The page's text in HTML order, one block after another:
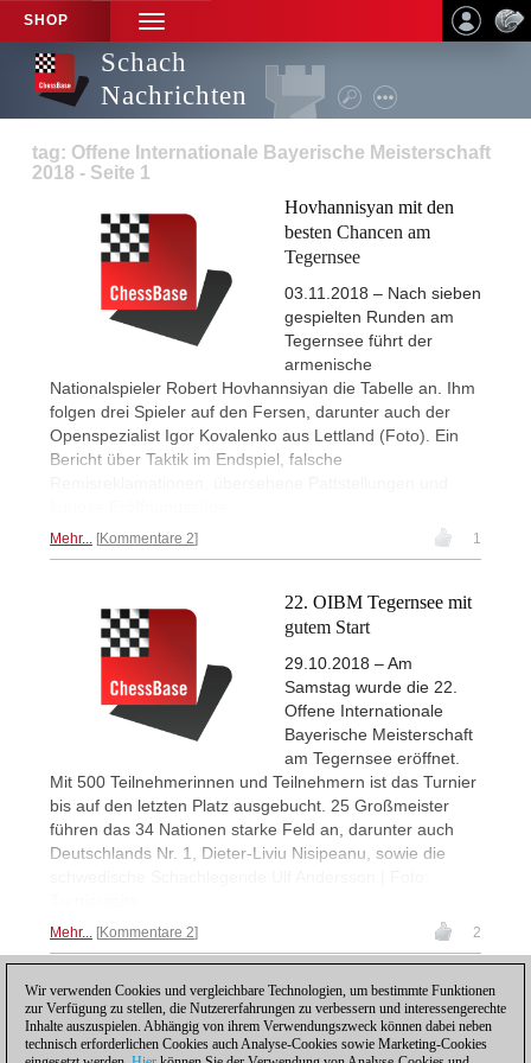
SHOP
TOGGLE
NAVIGATION
Schach
Nachrichten
tag: Offene Internationale Bayerische Meisterschaft
2018 - Seite 1
Hovhannisyan mit den
besten Chancen am
Tegernsee
03.11.2018 – Nach sieben
gespielten Runden am
Tegernsee führt der
armenische
Nationalspieler Robert Hovhannsiyan die Tabelle an. Ihm
folgen drei Spieler auf den Fersen, darunter auch der
Openspezialist Igor Kovalenko aus Lettland (Foto). Ein
Bericht über Taktik im Endspiel, falsche
Mehr... Kommentare 2 1
22. OIBM Tegernsee mit
gutem Start
29.10.2018 – Am
Samstag wurde die 22.
Offene Internationale
Bayerische Meisterschaft
am Tegernsee eröffnet.
Mit 500 Teilnehmerinnen und Teilnehmern ist das Turnier
bis auf den letzten Platz ausgebucht. 25 Großmeister
führen das 34 Nationen starke Feld an, darunter auch
Deutschlands Nr. 1, Dieter-Liviu Nisipeanu, sowie die
Mehr... Kommentare 2 2
1
Wir verwenden Cookies und vergleichbare Technologien, um bestimmte Funktionen
zur Verfügung zu stellen, die Nutzererfahrungen zu verbessern und interessengerechte
Inhalte auszuspielen. Abhängig von ihrem Verwendungszweck können dabei neben
technisch erforderlichen Cookies auch Analyse-Cookies sowie Marketing-Cookies